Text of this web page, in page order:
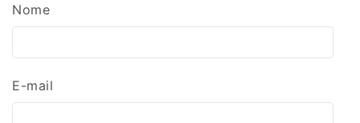
Nome
E-mail